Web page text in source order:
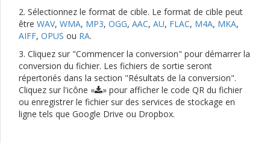
2. Sélectionnez le format de cible. Le format de cible peut
être WAV, WMA, MP3, OGG, AAC, AU, FLAC, M4A, MKA,
AIFF, OPUS ou RA.
3. Cliquez sur "Commencer la conversion" pour démarrer la
conversion du fichier. Les fichiers de sortie seront
répertoriés dans la section "Résultats de la conversion".
Cliquez sur l'icône «
» pour afficher le code QR du fichier
ou enregistrer le fichier sur des services de stockage en
ligne tels que Google Drive ou Dropbox.